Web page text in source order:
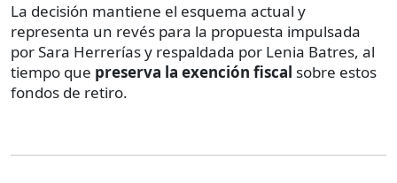
La decisión mantiene el esquema actual y
representa un revés para la propuesta impulsada
por Sara Herrerías y respaldada por Lenia Batres, al
tiempo que preserva la exención fiscal sobre estos
fondos de retiro.